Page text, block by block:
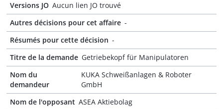
Versions JO Aucun lien JO trouvé
Autres décisions pour cet affaire -
Résumés pour cette décision -
Titre de la demande Getriebekopf für Manipulatoren
Nom du
demandeur
KUKA Schweißanlagen & Roboter
GmbH
Nom de l'opposant ASEA Aktiebolag